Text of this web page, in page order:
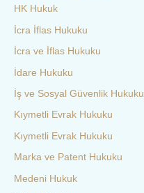
HK Hukuk
İcra İflas Hukuku
İcra ve İflas Hukuku
İdare Hukuku
İş ve Sosyal Güvenlik Hukuku
Kıymetli Evrak Hukuku
Kıymetli Evrak Hukuku
Marka ve Patent Hukuku
Medeni Hukuk